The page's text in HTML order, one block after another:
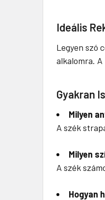
Ideális
Legyen szó
alkalomra.
Gyakran
Milyen
A szék
Milyen
A szék
Hogyan